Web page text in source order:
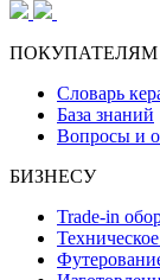
ПОКУПАТЕЛЯМ
Словарь
База знаний
Вопросы и
БИЗНЕСУ
Trade-in